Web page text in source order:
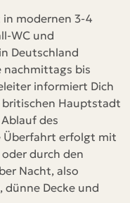
in modernen 3-4
WC und
Deutschland
nachmittags bis
informiert Dich
Hauptstadt
des
Überfahrt erfolgt mit
durch den
Nacht, also
dünne Decke und